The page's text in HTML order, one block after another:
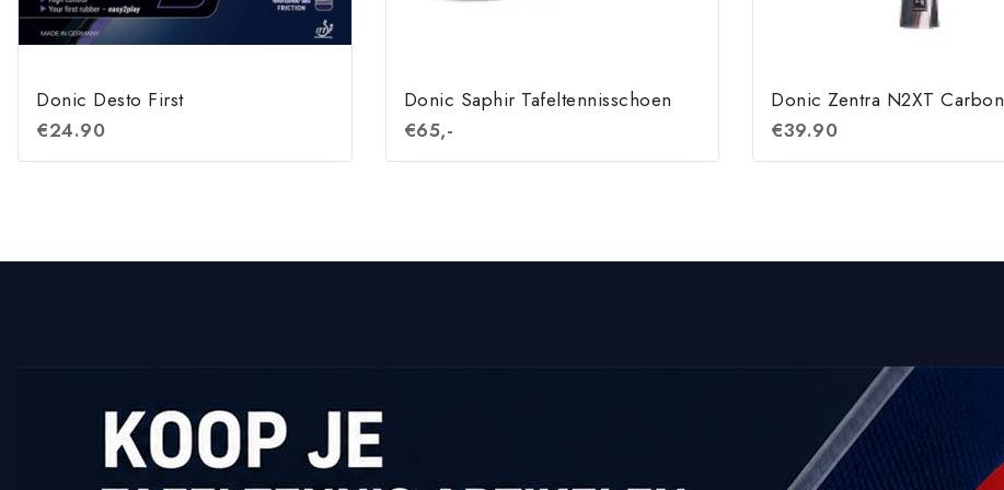
Donic Desto First
€24.90
Donic Saphir Tafeltennisschoen
€65,-
Donic Zentra N2XT Carbon
€39.90